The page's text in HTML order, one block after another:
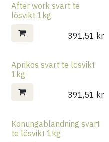
After work svart te
lösvikt 1kg
391,51 kr
Aprikos svart te lösvikt
1kg
391,51 kr
Konungablandning svart
te lösvikt 1kg